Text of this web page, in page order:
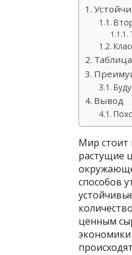
Вывод
Мир стоит
растущие
способов
ценным